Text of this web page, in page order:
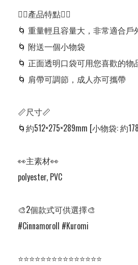
👍🏻產品特點👍🏻
🌀 重量輕且容量大，非常適合戶
🌀 附送一個小物袋
🌀 正面透明口袋可用您喜歡的物
🌀 肩帶可調節，成人亦可攜帶
📏尺寸📏
🌀約512×275×289mm [小物袋: 約
👀主素材👀
polyester, PVC
🎨2個款式可供選擇🎨
#Cinnamoroll #Kuromi
⭐⭐⭐⭐⭐⭐⭐⭐⭐⭐⭐⭐⭐⭐⭐